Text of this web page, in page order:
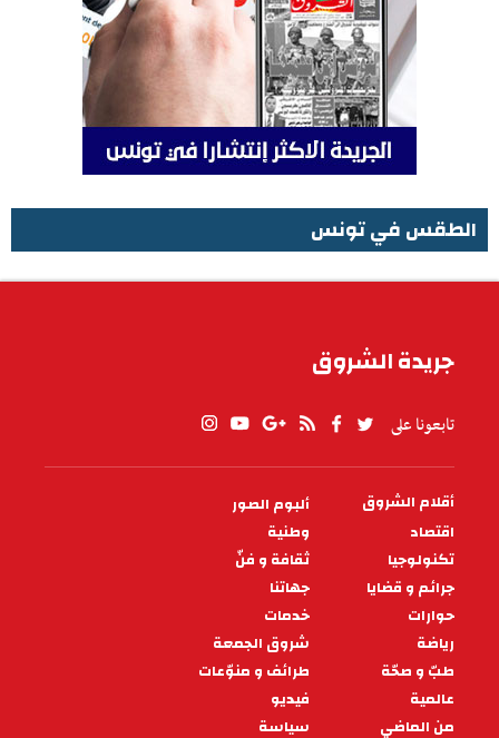
الطقس في تونس
جريدة الشروق
تابعونا على
PIED
DE
PAGE
أقلام الشروق
ألبوم الصور
اقتصاد
وطنية
تكنولوجيا
ثقافة و فنّ
جرائم و قضايا
جهاتنا
حوارات
خدمات
رياضة
شروق الجمعة
طبّ و صحّة
طرائف و منوّعات
عالمية
فيديو
من الماضي
سياسة